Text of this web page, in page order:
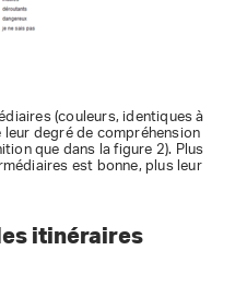
(couleurs, identiques à
degré de compréhension
que dans la figure 2). Plus
est bonne, plus leur
itinéraires